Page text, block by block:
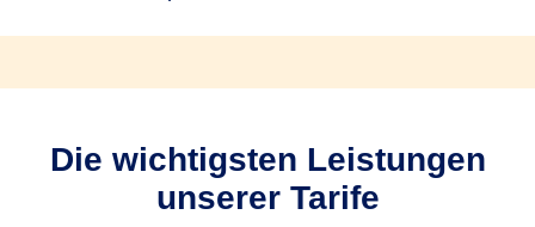
Die wichtigsten Leistungen
unserer Tarife